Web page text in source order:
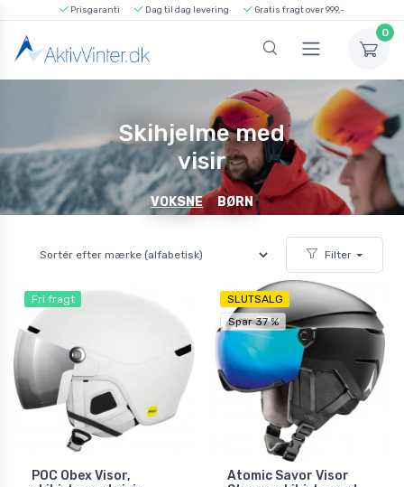
Prisgaranti Dag til dag levering Gratis fragt over 999,-
0
Skihjelme med
visir
VOKSNE BØRN
Filter
Fri fragt
POC Obex Visor,
SLUTSALG
Spar 37 %
Atomic Savor Visor